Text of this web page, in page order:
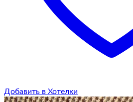
Добавить в Хотелки